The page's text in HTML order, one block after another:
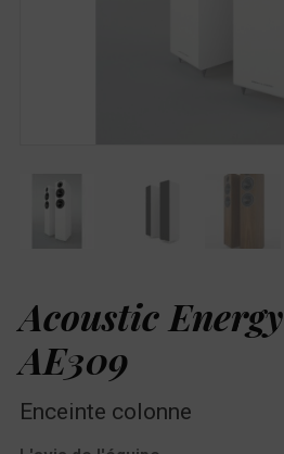
Acoustic Energy
AE309
Enceinte colonne